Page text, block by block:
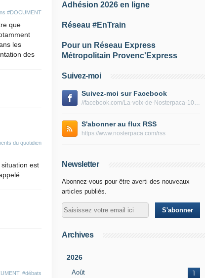
#DOCUMENT
que
les
des
du quotidien
est
, #débats
Adhésion 2026 en ligne
Réseau #EnTrain
Pour un Réseau Express
Métropolitain Provenc'Express
Suivez-moi
Suivez-moi sur Facebook
//facebook.com/La-voix-de-Nosterpaca-106434384284735
S'abonner au flux RSS
https://www.nosterpaca.com/rss
Newsletter
Abonnez-vous pour être averti des nouveaux
articles publiés.
Archives
2026
Août 1